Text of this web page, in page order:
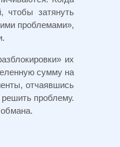
чтобы затянуть
проблемами»,
их
сумму на
отчаявшись
проблему.